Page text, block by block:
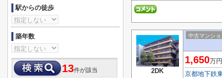
2DK
中古マンショ
1,650万円
京都地下鉄
駅からの徒歩
築年数
13件が該当